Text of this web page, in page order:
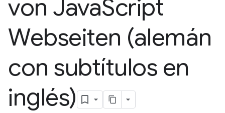
von JavaScript
Webseiten (alemán
con subtítulos en
inglés)